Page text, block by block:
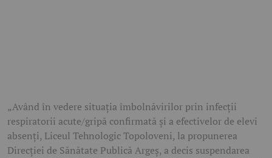
„Având în vedere situația îmbolnăvirilor prin infecții
respiratorii acute/gripă confirmată și a efectivelor de elevi
absenți, Liceul Tehnologic Topoloveni, la propunerea
Direcției de Sănătate Publică Argeș, a decis suspendarea